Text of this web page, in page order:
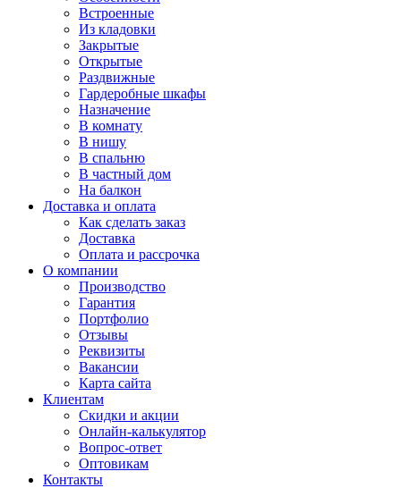
Встроенные
Из кладовки
Закрытые
Открытые
Раздвижные
Гардеробные шкафы
Назначение
В комнату
В нишу
В спальню
В частный дом
На балкон
Доставка и оплата
Как сделать заказ
Доставка
Оплата и рассрочка
О компании
Производство
Гарантия
Портфолио
Отзывы
Реквизиты
Вакансии
Карта сайта
Клиентам
Скидки и акции
Онлайн-калькулятор
Вопрос-ответ
Оптовикам
Контакты